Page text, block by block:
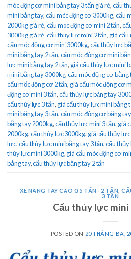
móc động cơ mini bằng tay 3 tấn giá rẻ,cẩu
mini bằng tay,cẩu móc động cơ 3000kg,cẩu
2000kg giá rẻ,cẩu móc động cơ mini 2 tấn,
3000kg giá rẻ,cẩu thủy lực mini 2 tấn, giá cẩu
cẩu móc động cơ mini 3000kg,cẩu thủy lực
mini bằng tay 2 tấn,cẩu móc động cơ mini
lực mini bằng tay 2 tấn, giá cẩu thủy lực mini
mini bằng tay 3000kg,cẩu móc động cơ bằng
cẩu mốc động cơ 2 tấn, giá cẩu móc động cơ
động cơ mini 3 tấn,cẩu thủy lực bằng tay
cẩu thủy lực 3 tấn, giá cẩu thủy lực mini bằng
mini bằng tay 3 tấn,cẩu móc động cơ bằng
bằng tay 2000kg,cẩu thủy lực mini 3 tấn, giá
2000kg,cẩu thủy lực 3000kg, giá cẩu thủy
lực,cẩu thủy lực mini bằng tay 3 tấn,cẩu thủy
thủy lực mini 3000kg, giá cẩu móc động cơ
bằng tay,cẩu thủy lực bằng tay 2 tấn
XE NÂNG TAY CAO 0.5 TẤN - 2 TẤN ,
3 TẤN
Cẩu thủy lực mini
POSTED ON 20 THÁNG BA,